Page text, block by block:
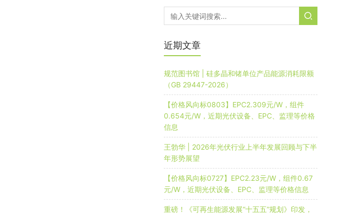
近期文章
规范图书馆 | 硅多晶和锗单位产品能源消耗限额
（GB 29447-2026）
【价格风向标0803】EPC2.309元/W，组件
0.654元/W，近期光伏设备、EPC、监理等价格
信息
王勃华 | 2026年光伏行业上半年发展回顾与下半
年形势展望
【价格风向标0727】EPC2.23元/W，组件0.67
元/W，近期光伏设备、EPC、监理等价格信息
重磅！《可再生能源发展“十五五”规划》印发，